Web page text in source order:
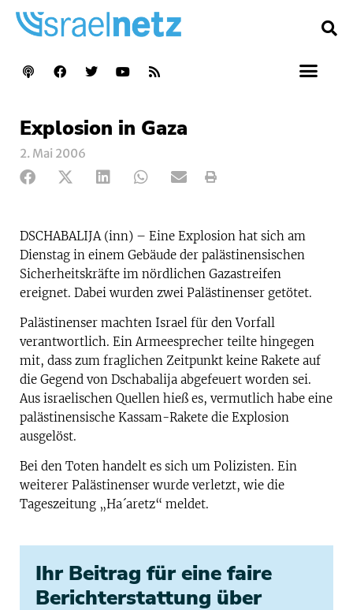
Explosion in Gaza
2. Mai 2006
DSCHABALIJA (inn) – Eine Explosion hat sich am
Dienstag in einem Gebäude der palästinensischen
Sicherheitskräfte im nördlichen Gazastreifen
ereignet. Dabei wurden zwei Palästinenser getötet.
Palästinenser machten Israel für den Vorfall
verantwortlich. Ein Armeesprecher teilte hingegen
mit, dass zum fraglichen Zeitpunkt keine Rakete auf
die Gegend von Dschabalija abgefeuert worden sei.
Aus israelischen Quellen hieß es, vermutlich habe eine
palästinensische Kassam-Rakete die Explosion
ausgelöst.
Bei den Toten handelt es sich um Polizisten. Ein
weiterer Palästinenser wurde verletzt, wie die
Tageszeitung „Ha´aretz“ meldet.
Ihr Beitrag für eine faire
Berichterstattung über